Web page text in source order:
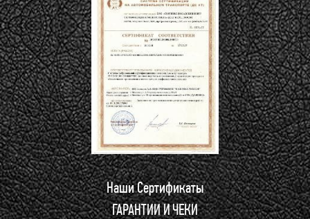
Наши Сертификаты
ГАРАНТИИ И ЧЕКИ